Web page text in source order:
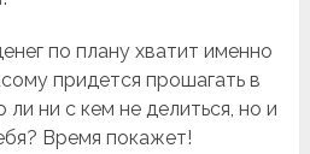
по плану хватит именно
придется прошагать в
ни с кем не делиться, но и
Время покажет!